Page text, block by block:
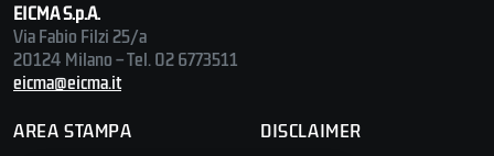
EICMA S.p.A.
Via Fabio Filzi 25/a
20124 Milano – Tel. 02 6773511
eicma@eicma.it
AREA STAMPA DISCLAIMER